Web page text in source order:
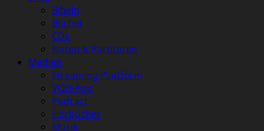
Bibeln
Bücher
CDs
Noten & Partituren
Medien
Streaming Plattform
VOH-App
Podcast
Hörbücher
Musik